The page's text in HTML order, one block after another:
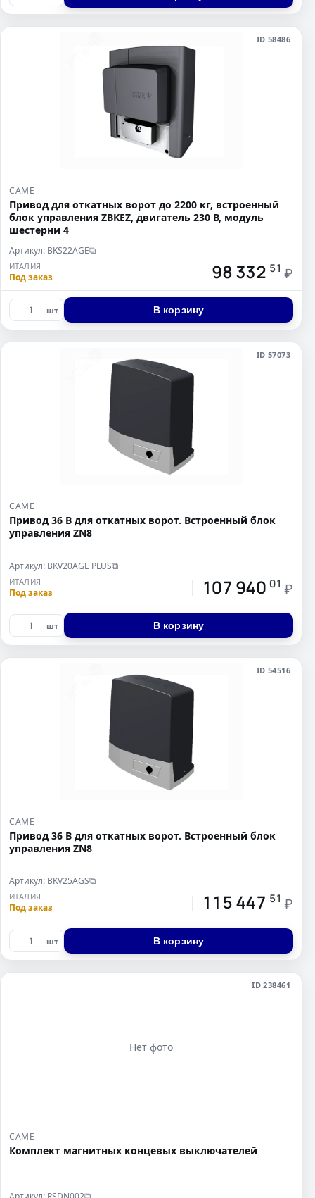
ID 58486
CAME
Привод для откатных ворот до 2200 кг, встроенный
блок управления ZBKEZ, двигатель 230 В, модуль
шестерни 4
Артикул: BKS22AGE⧉
ИТАЛИЯ
Под заказ 98 332 51 ₽
шт В корзину
ID 57073
CAME
Привод 36 В для откатных ворот. Встроенный блок
управления ZN8
Артикул: BKV20AGE PLUS⧉
ИТАЛИЯ
Под заказ 107 940 01 ₽
шт В корзину
ID 54516
CAME
Привод 36 В для откатных ворот. Встроенный блок
управления ZN8
Артикул: BKV25AGS⧉
ИТАЛИЯ
Под заказ 115 447 51 ₽
шт В корзину
ID 238461
Нет фото
CAME
Комплект магнитных концевых выключателей